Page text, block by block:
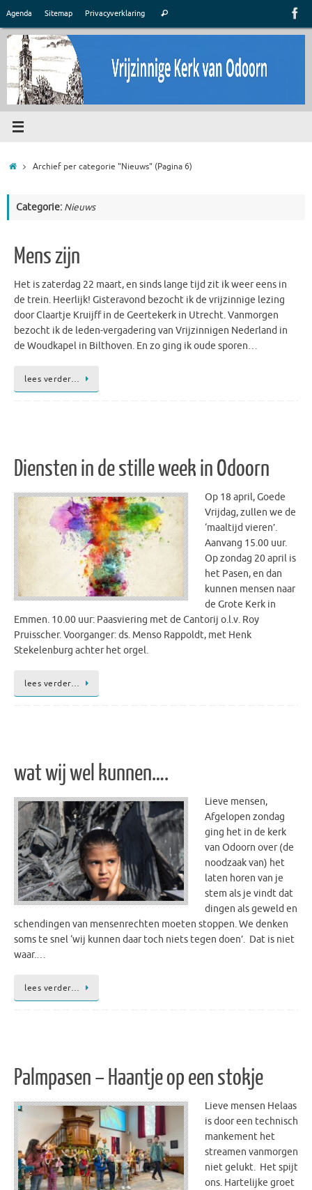
de
inhoud
Agenda Sitemap Privacyverklaring Zoeken
HomeArchief per categorie "Nieuws"(Pagina 6)
Categorie: Nieuws
Mens zijn
Het is zaterdag 22 maart, en sinds lange tijd zit ik weer eens in
de trein. Heerlijk! Gisteravond bezocht ik de vrijzinnige lezing
door Claartje Kruijff in de Geertekerk in Utrecht. Vanmorgen
bezocht ik de leden-vergadering van Vrijzinnigen Nederland in
de Woudkapel in Bilthoven. En zo ging ik oude sporen…
lees verder…
Diensten in de stille week in Odoorn
Op 18 april, Goede
Vrijdag, zullen we de
‘maaltijd vieren’.
Aanvang 15.00 uur.
Op zondag 20 april is
het Pasen, en dan
kunnen mensen naar
de Grote Kerk in
Emmen. 10.00 uur: Paasviering met de Cantorij o.l.v. Roy
Pruisscher. Voorganger: ds. Menso Rappoldt, met Henk
Stekelenburg achter het orgel.
lees verder…
wat wij wel kunnen….
Lieve mensen,
Afgelopen zondag
ging het in de kerk
van Odoorn over (de
noodzaak van) het
laten horen van je
stem als je vindt dat
dingen als geweld en
schendingen van mensenrechten moeten stoppen. We denken
soms te snel ‘wij kunnen daar toch niets tegen doen’. Dat is niet
waar.…
lees verder…
Palmpasen – Haantje op een stokje
Lieve mensen Helaas
is door een technisch
mankement het
streamen vanmorgen
niet gelukt. Het spijt
ons. Hartelijke groet